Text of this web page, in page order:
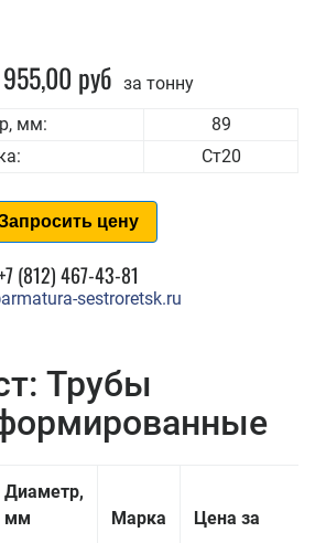
руб за тонну
мм:
89
Ст20
цену
(812) 467-43-81
sestroretsk.ru
Трубы
Диаметр,
мм
Марка Цена за